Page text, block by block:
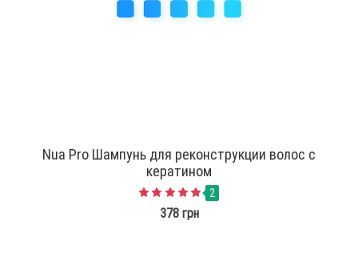
Nua Pro Шампунь для реконструкции волос с
кератином
2
378 грн